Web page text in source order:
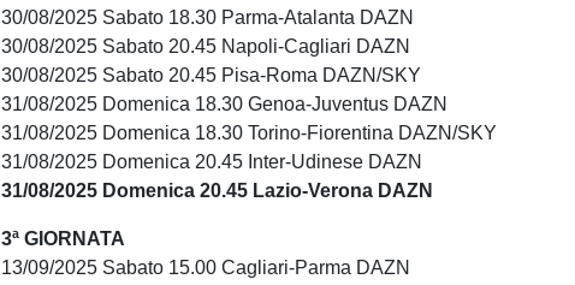
30/08/2025 Sabato 18.30 Parma-Atalanta DAZN
30/08/2025 Sabato 20.45 Napoli-Cagliari DAZN
30/08/2025 Sabato 20.45 Pisa-Roma DAZN/SKY
31/08/2025 Domenica 18.30 Genoa-Juventus DAZN
31/08/2025 Domenica 18.30 Torino-Fiorentina DAZN/SKY
31/08/2025 Domenica 20.45 Inter-Udinese DAZN
31/08/2025 Domenica 20.45 Lazio-Verona DAZN
3ª GIORNATA
13/09/2025 Sabato 15.00 Cagliari-Parma DAZN